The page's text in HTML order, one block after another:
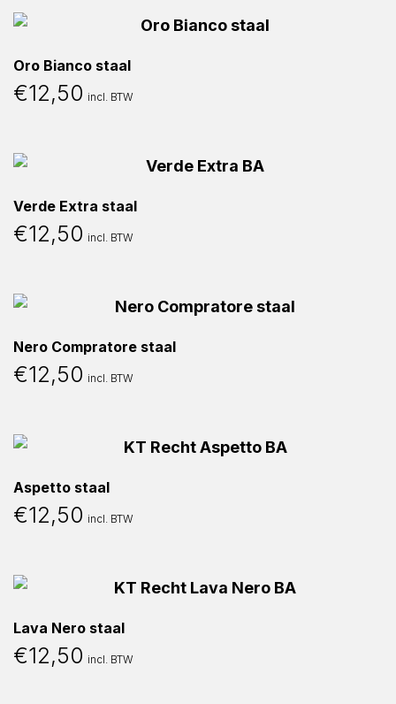
Oro Bianco staal
€12,50 incl. BTW
Verde Extra staal
€12,50 incl. BTW
Nero Compratore staal
€12,50 incl. BTW
Aspetto staal
€12,50 incl. BTW
Lava Nero staal
€12,50 incl. BTW